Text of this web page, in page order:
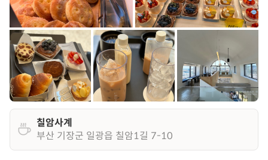
칠암사계
부산 기장군 일광읍 칠암1길 7-10